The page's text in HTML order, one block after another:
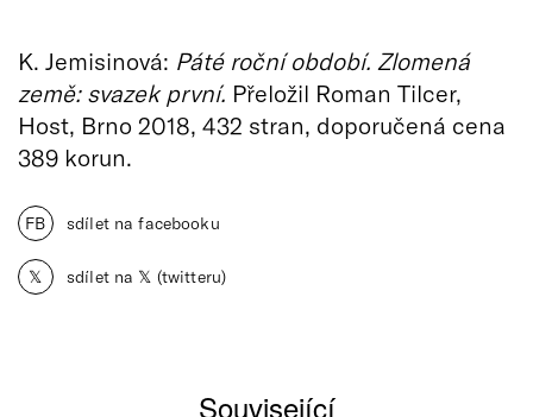
K. Jemisinová: Páté roční období. Zlomená
země: svazek první. Přeložil Roman Tilcer,
Host, Brno 2018, 432 stran, doporučená cena
389 korun.
FB sdílet na facebooku
𝕏 sdílet na 𝕏 (twitteru)
Související